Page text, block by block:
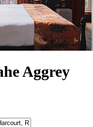
Aggrey